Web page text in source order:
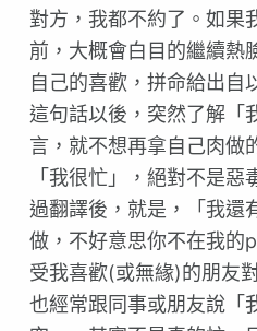
對方，我都不約了。如果
前，大概會白目的繼續熱
自己的喜歡，拼命給出自
這句話以後，突然了解「
言，就不想再拿自己肉做
「我很忙」，絕對不是
過翻譯後，就是，「我還
做，不好意思你不在我
受我喜歡(或無緣)的朋友
也經常跟同事或朋友說「